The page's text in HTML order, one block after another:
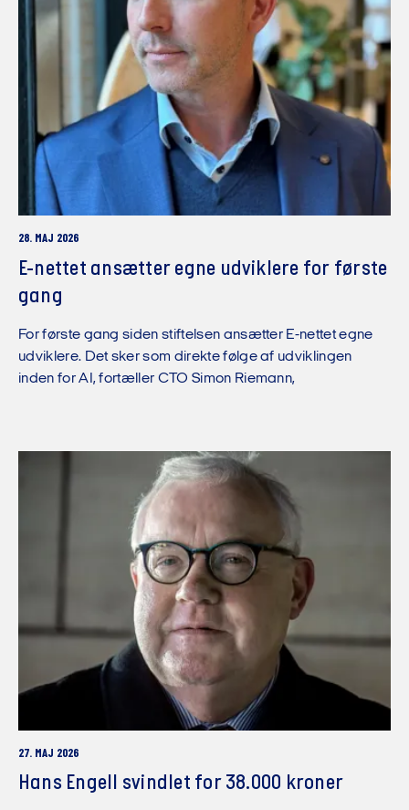
28. MAJ 2026
E-nettet ansætter egne udviklere for første
gang
For første gang siden stiftelsen ansætter E-nettet egne
udviklere. Det sker som direkte følge af udviklingen
inden for AI, fortæller CTO Simon Riemann,
27. MAJ 2026
Hans Engell svindlet for 38.000 kroner